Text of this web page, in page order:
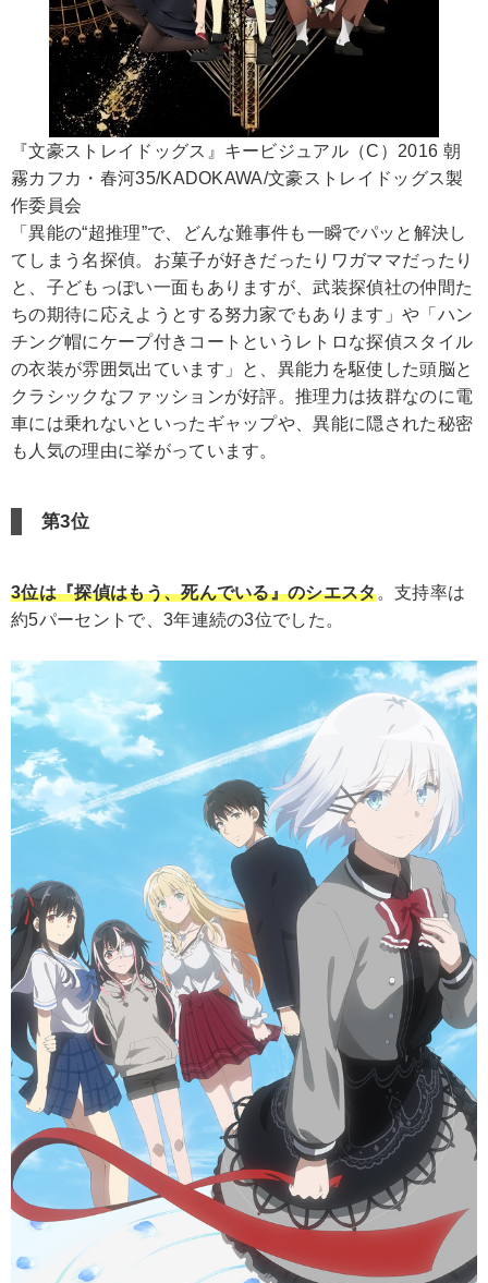
『文豪ストレイドッグス』キービジュアル（C）2016 朝
霧カフカ・春河35/KADOKAWA/文豪ストレイドッグス製
作委員会
「異能の“超推理”で、どんな難事件も一瞬でパッと解決し
てしまう名探偵。お菓子が好きだったりワガママだったり
と、子どもっぽい一面もありますが、武装探偵社の仲間た
ちの期待に応えようとする努力家でもあります」や「ハン
チング帽にケープ付きコートというレトロな探偵スタイル
の衣装が雰囲気出ています」と、異能力を駆使した頭脳と
クラシックなファッションが好評。推理力は抜群なのに電
車には乗れないといったギャップや、異能に隠された秘密
も人気の理由に挙がっています。
第3位
3位は『探偵はもう、死んでいる』のシエスタ。支持率は
約5パーセントで、3年連続の3位でした。